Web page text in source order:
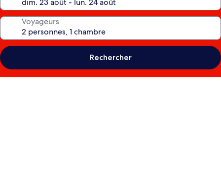
Voyageurs
Rechercher